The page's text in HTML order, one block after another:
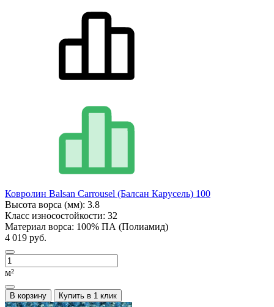
Ковролин Balsan Carrousel (Балсан Карусель) 100
Высота ворса (мм): 3.8
Класс износостойкости: 32
Материал ворса: 100% ПА (Полиамид)
4 019 руб.
м²
В корзину Купить в 1 клик